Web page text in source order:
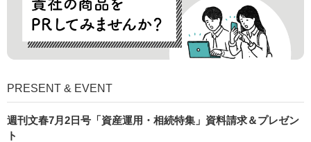
PRESENT & EVENT
週刊文春7月2日号「資産運用・相続特集」資料請求＆プレゼン
ト